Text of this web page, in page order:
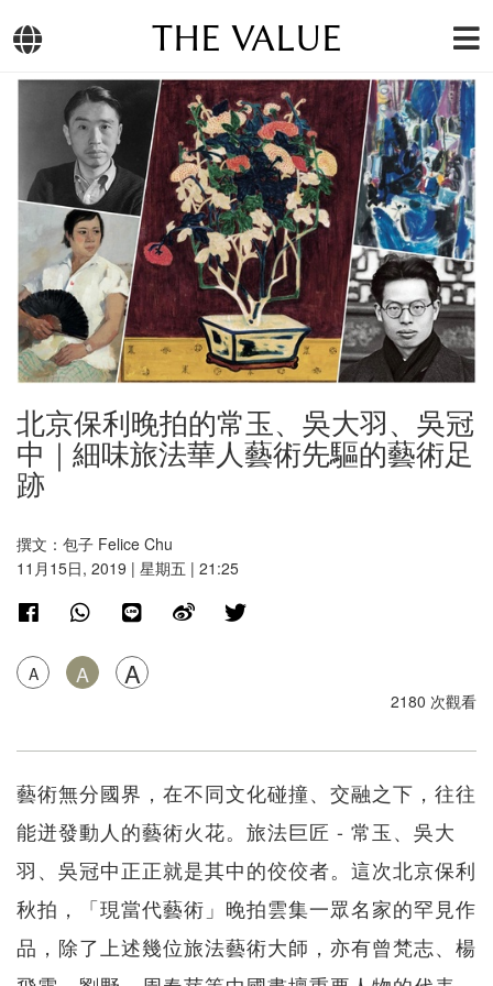
THE VALUE
北京保利晚拍的常玉、吳大羽、吳冠
中｜細味旅法華人藝術先驅的藝術足
跡
撰文：包子 Felice Chu
11月15日, 2019 | 星期五 | 21:25
A A A
2180 次觀看
藝術無分國界，在不同文化碰撞、交融之下，往往
能迸發動人的藝術火花。旅法巨匠 - 常玉、吳大
羽、吳冠中正正就是其中的佼佼者。這次北京保利
秋拍，「現當代藝術」晚拍雲集一眾名家的罕見作
品，除了上述幾位旅法藝術大師，亦有曾梵志、楊